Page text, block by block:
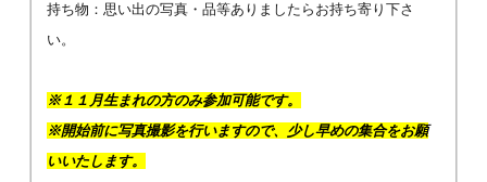
持ち物：思い出の写真・品等ありましたらお持ち寄り下さ
い。
※１１月生まれの方のみ参加可能です。
※開始前に写真撮影を行いますので、少し早めの集合をお願
いいたします。